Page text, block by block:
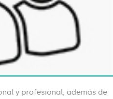
y profesional, además de